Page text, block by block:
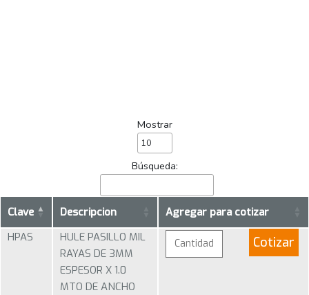
Mostrar
Búsqueda:
Clave Descripcion
Agregar para cotizar
HPAS
HULE PASILLO MIL
RAYAS DE 3MM
ESPESOR X 1.0
MTO DE ANCHO
Cotizar